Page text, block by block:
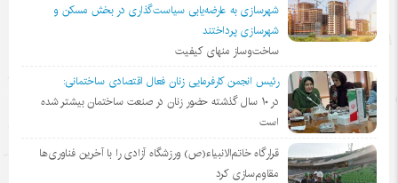
شهرسازی به عارضه‌یابی سیاست‌گذاری در بخش مسکن و
شهرسازی پرداختند
ساخت‌وساز منهای کیفیت
رئیس انجمن کارفرمایی زنان فعال اقتصادی ساختمانی:
در ١٠ سال گذشته حضور زنان در صنعت ساختمان بیشتر شده
است
قرارگاه خاتم‌الانبیاء(ص) ورزشگاه آزادی را با آخرین فناوری‌ها
مقاوم‌سازی کرد